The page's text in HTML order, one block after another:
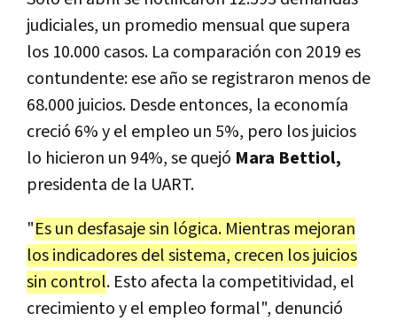
judiciales, un promedio mensual que supera
los 10.000 casos. La comparación con 2019 es
contundente: ese año se registraron menos de
68.000 juicios. Desde entonces, la economía
creció 6% y el empleo un 5%, pero los juicios
lo hicieron un 94%, se quejó Mara Bettiol,
presidenta de la UART.
"Es un desfasaje sin lógica. Mientras mejoran
los indicadores del sistema, crecen los juicios
sin control. Esto afecta la competitividad, el
crecimiento y el empleo formal", denunció